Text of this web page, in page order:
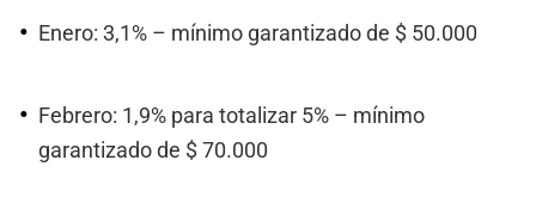
Enero: 3,1% – mínimo garantizado de $ 50.000
Febrero: 1,9% para totalizar 5% – mínimo
garantizado de $ 70.000